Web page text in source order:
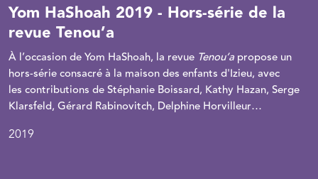
Yom HaShoah 2019 - Hors-série de la
revue Tenou’a
À l’occasion de Yom HaShoah, la revue Tenou’a propose un
hors-série consacré à la maison des enfants d'Izieu, avec
les contributions de Stéphanie Boissard, Kathy Hazan, Serge
Klarsfeld, Gérard Rabinovitch, Delphine Horvilleur…
2019